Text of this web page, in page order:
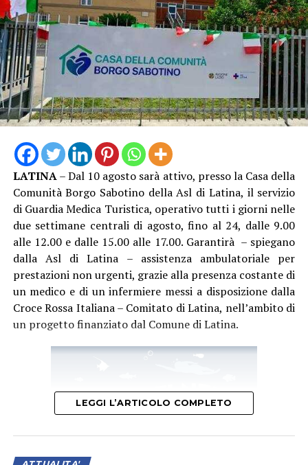
LATINA– Dal 10 agosto sarà attivo, presso la Casa della
Comunità Borgo Sabotino della Asl di Latina, il servizio
di Guardia Medica Turistica, operativo tutti i giorni nelle
due settimane centrali di agosto, fino al 24, dalle 9.00
alle 12.00 e dalle 15.00 alle 17.00. Garantirà – spiegano
dalla Asl di Latina – assistenza ambulatoriale per
prestazioni non urgenti, grazie alla presenza costante di
un medico e di un infermiere messi a disposizione dalla
Croce Rossa Italiana – Comitato di Latina, nell’ambito di
un progetto finanziato dal Comune di Latina.
LEGGI L’ARTICOLO COMPLETO